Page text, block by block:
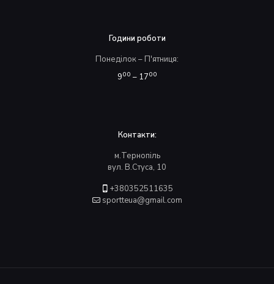
Години роботи
Понеділок – П'ятниця:
900 – 1700
Контакти:
м.Тернопіль
вул. В.Стуса, 10
+380352511635
sportteua@gmail.com